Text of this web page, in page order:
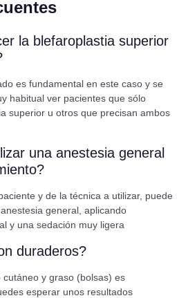
la blefaroplastia superior
es fundamental en este caso y se
habitual ver pacientes que sólo
superior u otros que precisan ambos
una anestesia general
y de la técnica a utilizar, puede
general, aplicando
y una sedación muy ligera
duraderos?
y graso (bolsas) es
esperar unos resultados